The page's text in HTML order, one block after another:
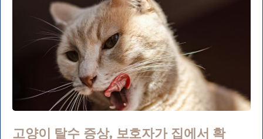
고양이 탈수 증상, 보호자가 집에서 확